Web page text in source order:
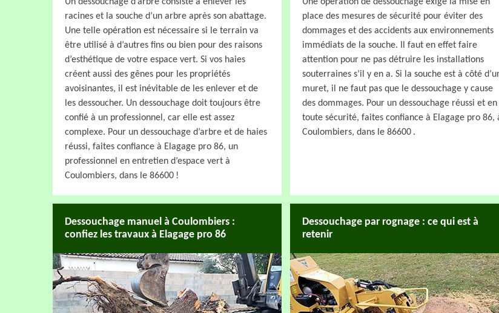
racines et la souche d’un arbre après son abattage.
Une telle opération est nécessaire si le terrain va
être utilisé à d’autres fins ou bien pour des raisons
d’esthétique de votre espace vert. Si vos haies
créent aussi des gênes pour les propriétés
avoisinantes, il est inévitable de les enlever et de
les dessoucher. Un dessouchage doit toujours être
confié à un professionnel, car elle est assez
complexe. Pour un dessouchage d’arbre et de haies
réussi, faites confiance à Elagage pro 86, un
professionnel en entretien d’espace vert à
Coulombiers, dans le 86600 !
place des mesures de sécurité pour éviter des
dommages et des accidents aux environnements
immédiats de la souche. Il faut en effet faire
attention pour ne pas détruire les installations
souterraines s’il y en a. Si la souche est à côté
muret, il ne faut pas que le dessouchage y cause
des dommages. Pour un dessouchage réussi et en
toute sécurité, faites confiance à Elagage pro 86,
Coulombiers, dans le 86600 .
Dessouchage manuel à Coulombiers :
confiez les travaux à Elagage pro 86
Dessouchage par rognage : ce qui est à
retenir